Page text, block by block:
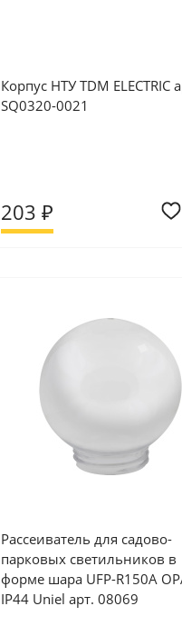
Корпус НТУ TDM ELECTRIC
SQ0320-0021
203 ₽
Рассеиватель для садово-
парковых светильников в
форме шара UFP-R150A
IP44 Uniel арт. 08069